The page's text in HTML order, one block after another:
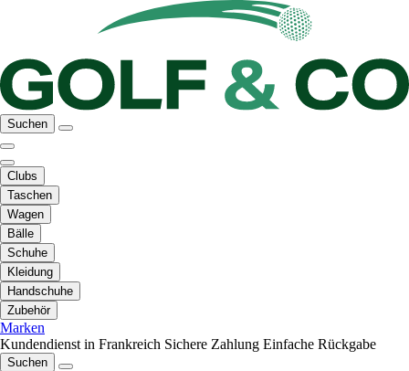
Suchen
Clubs
Taschen
Wagen
Bälle
Schuhe
Kleidung
Handschuhe
Zubehör
Marken
Kundendienst in Frankreich Sichere Zahlung Einfache Rückgabe
Suchen